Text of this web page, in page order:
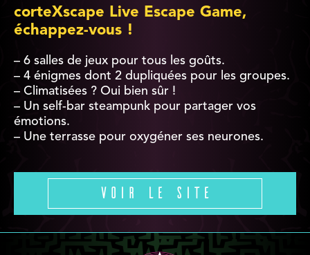
corteXscape Live Escape Game,
échappez-vous !
– 6 salles de jeux pour tous les goûts.
– 4 énigmes dont 2 dupliquées pour les groupes.
– Climatisées ? Oui bien sûr !
– Un self-bar steampunk pour partager vos
émotions.
– Une terrasse pour oxygéner ses neurones.
Voir le site